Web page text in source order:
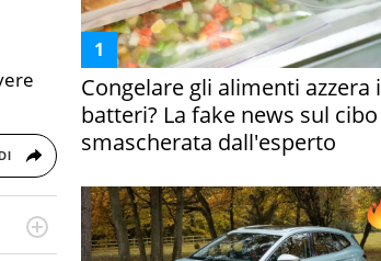
in
Congelare gli alimenti azzera i
batteri? La fake news sul cibo
smascherata dall'esperto